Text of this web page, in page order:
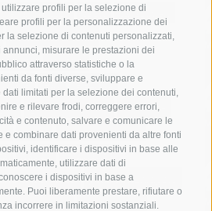
profili per la selezione di
profili per la personalizzazione dei
la selezione di contenuti personalizzati,
misurare le prestazioni dei
attraverso statistiche o la
da fonti diverse, sviluppare e
limitati per la selezione dei contenuti,
e rilevare frodi, correggere errori,
e contenuto, salvare e comunicare le
e combinare dati provenienti da altre fonti
identificare i dispositivi in base alle
utilizzare dati di
i dispositivi in base a
Puoi liberamente prestare, rifiutare o
incorrere in limitazioni sostanziali.
di porto capri
carabinieri
circumvesuviana
contagi
19 eav
elezioni
guardia costiera
incidente
mare
massa lubrense
napoli
ordinanza
di sorrento
polizia municipale
Campania sant'agnello